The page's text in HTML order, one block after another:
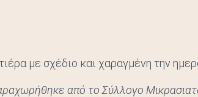
με σχέδιο και χαραγμένη την
από το Σύλλογο